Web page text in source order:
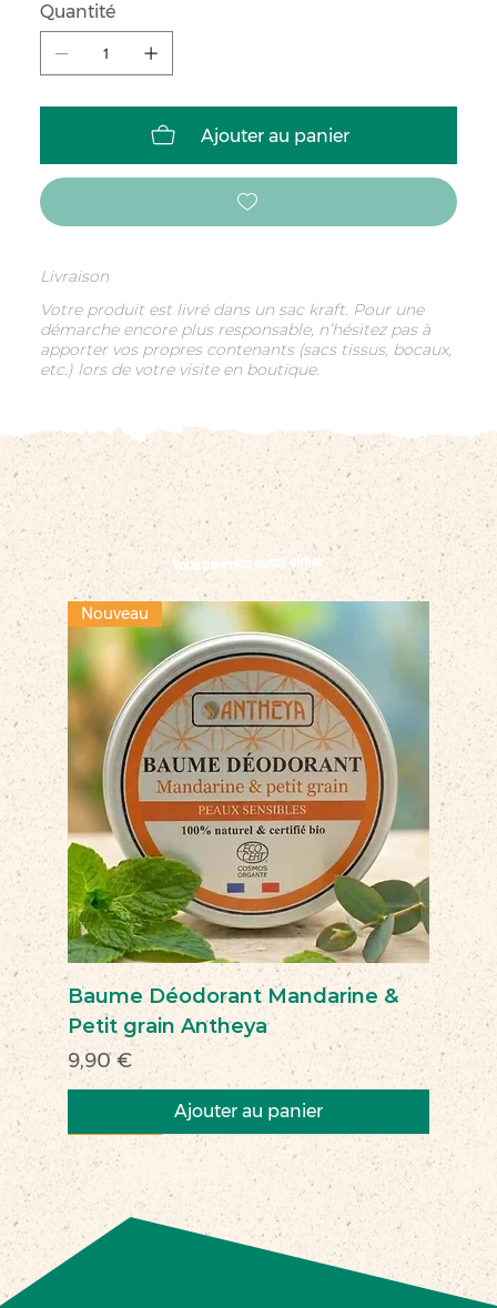
Quantité
Ajouter au panier
Livraison
Votre produit est livré dans un sac kraft. Pour une
démarche encore plus responsable, n’hésitez pas à
apporter vos propres contenants (sacs tissus, bocaux,
etc.) lors de votre visite en boutique.
Vous pourriez aussi aimer
Nouveau
Baume Déodorant Mandarine &
Petit grain Antheya
Prix
9,90 €
Ajouter au panier
Nouveau
Nouveau
Nouveau
Nouveau
Nouveau
Nouveau
Nouveau
Nouveauté
Nouveau
Nouveau
Commerce équitable
Nouveau